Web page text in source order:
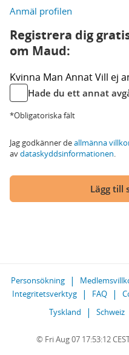
Anmäl profilen
Registrera dig
om Maud:
Kvinna Man AnnatVill ej
Hade du ett annat
*Obligatoriska fält
Jag godkänner deallmänna
avdataskyddsinformationen.
Lägg till
Personsökning
Integritetsverktyg
FAQ
Tyskland
Schweiz
© Fri Aug 07 17:53:12